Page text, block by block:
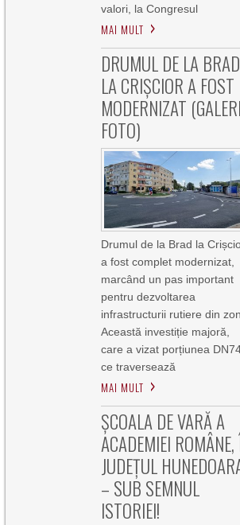
valori, la Congresul
MAI MULT
DRUMUL DE LA BRAD
LA CRIȘCIOR A FOST
MODERNIZAT
FOTO)
Drumul de la Brad la
a fost complet modernizat,
marcând un pas important
pentru dezvoltarea
infrastructurii rutiere din
Această investiție majoră,
care a vizat porțiunea
ce traversează
MAI MULT
ȘCOALA DE VARĂ A
ACADEMIEI ROMÂNE,
JUDEȚUL
– SUB SEMNUL
ISTORIEI!